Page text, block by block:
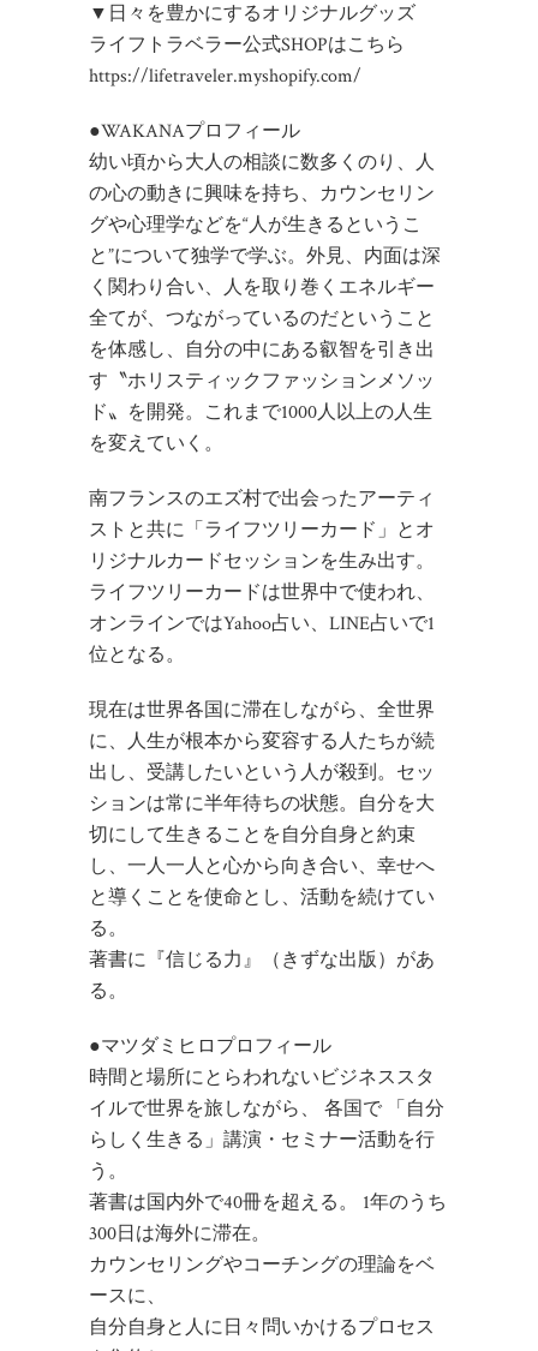
▼日々を豊かにするオリジナルグッズ
ライフトラベラー公式SHOPはこちら
https://lifetraveler.myshopify.com/
●WAKANAプロフィール
幼い頃から大人の相談に数多くのり、人
の心の動きに興味を持ち、カウンセリン
グや心理学などを“人が生きるというこ
と”について独学で学ぶ。外見、内面は深
く関わり合い、人を取り巻くエネルギー
全てが、つながっているのだということ
を体感し、自分の中にある叡智を引き出
す〝ホリスティックファッションメソッ
ド〟を開発。これまで1000人以上の人生
を変えていく。
南フランスのエズ村で出会ったアーティ
ストと共に「ライフツリーカード」とオ
リジナルカードセッションを生み出す。
ライフツリーカードは世界中で使われ、
オンラインではYahoo占い、LINE占いで1
位となる。
現在は世界各国に滞在しながら、全世界
に、人生が根本から変容する人たちが続
出し、受講したいという人が殺到。セッ
ションは常に半年待ちの状態。自分を大
切にして生きることを自分自身と約束
し、一人一人と心から向き合い、幸せへ
と導くことを使命とし、活動を続けてい
る。
著書に『信じる力』（きずな出版）があ
る。
●マツダミヒロプロフィール
時間と場所にとらわれないビジネススタ
イルで世界を旅しながら、 各国で 「自分
らしく生きる」講演・セミナー活動を行
う。
著書は国内外で40冊を超える。 1年のうち
300日は海外に滞在。
カウンセリングやコーチングの理論をベ
ースに、
自分自身と人に日々問いかけるプロセス